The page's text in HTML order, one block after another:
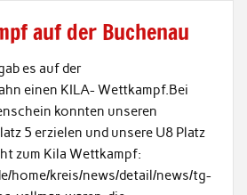
auf der Buchenau
es auf der
einen KILA- Wettkampf.Bei
konnten unseren
5 erzielen und unsere U8 Platz
zum Kila Wettkampf:
home/kreis/news/detail/news/tg-